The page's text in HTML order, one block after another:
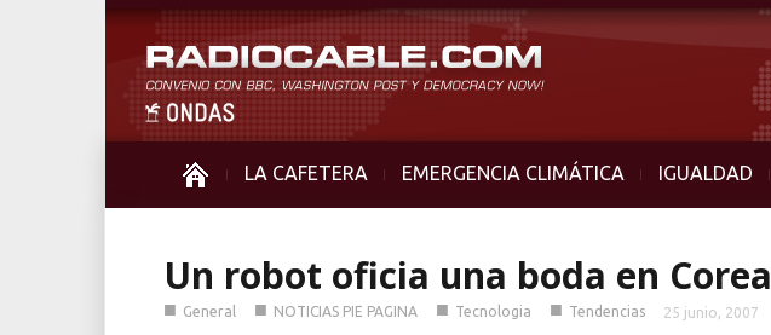
LA CAFETERA EMERGENCIA CLIMÁTICA IGUALDAD
Un robot oficia una boda en Corea
■ General ■ NOTICIAS PIE PAGINA ■ Tecnologia ■ Tendencias 25 junio, 2007